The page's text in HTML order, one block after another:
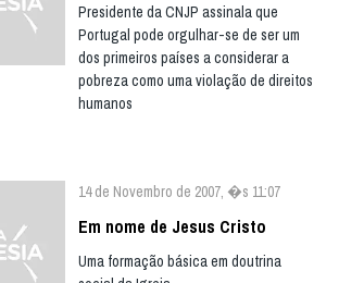
Presidente da CNJP assinala que
Portugal pode orgulhar-se de ser um
dos primeiros países a considerar a
pobreza como uma violação de direitos
humanos
14 de Novembro de 2007, �s 11:07
Em nome de Jesus Cristo
Uma formação básica em doutrina